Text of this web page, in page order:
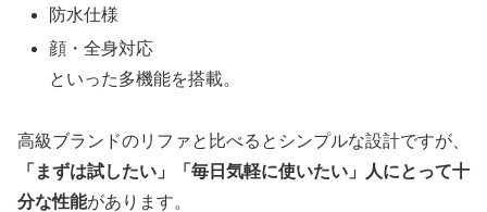
防水仕様
顔・全身対応
といった多機能を搭載。
高級ブランドのリファと比べるとシンプルな設計ですが、
「まずは試したい」「毎日気軽に使いたい」人にとって十
分な性能があります。